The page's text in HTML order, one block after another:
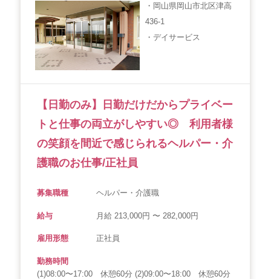
・岡山県岡山市北区津高
436-1
・デイサービス
【日勤のみ】日勤だけだからプライベー
トと仕事の両立がしやすい◎ 利用者様
の笑顔を間近で感じられるヘルパー・介
護職のお仕事/正社員
募集職種 ヘルパー・介護職
給与 月給 213,000円 〜 282,000円
雇用形態 正社員
勤務時間
(1)08:00〜17:00 休憩60分 (2)09:00〜18:00 休憩60分